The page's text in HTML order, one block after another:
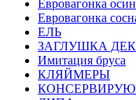
Евровагонка
Евровагонка
ЕЛЬ
ЗАГЛУШКА
Имитация бруса
КЛЯЙМЕРЫ